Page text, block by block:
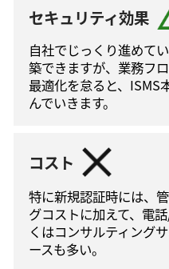
セキュリティ効果
自社でじっくり進めて
築できますが、業務フ
最適化を怠ると、ISMS
んでいきます。
コスト
特に新規認証時には、
グコストに加えて、電
くはコンサルティング
ースも多い。